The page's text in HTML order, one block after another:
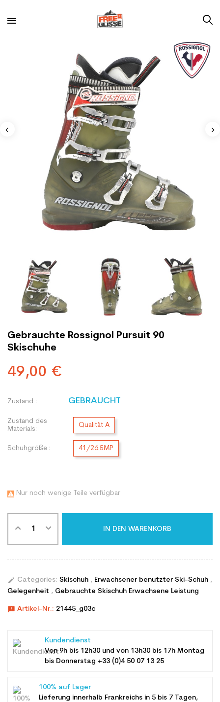
Gebrauchte Rossignol Pursuit 90
Skischuhe
49,00 €
Zustand : GEBRAUCHT
Zustand des
Materials:
Qualität A
Schuhgröße : 41/26.5MP
 Nur noch wenige Teile verfügbar
IN DEN WARENKORB
edit Categories: Skischuh , Erwachsener benutzter Ski-Schuh ,
Gelegenheit , Gebrauchte Skischuh Erwachsene Leistung
announcement Artikel-Nr.: 21445_g03c
Kundendienst
Von 9h bis 12h30 und von 13h30 bis 17h Montag
bis Donnerstag +33 (0)4 50 07 13 25
100% auf Lager
Lieferung innerhalb Frankreichs in 5 bis 7 Tagen,